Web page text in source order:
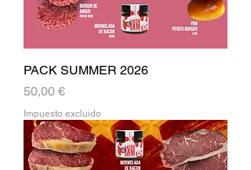
PACK SUMMER 2026
Precio
50,00 €
Impuesto excluido